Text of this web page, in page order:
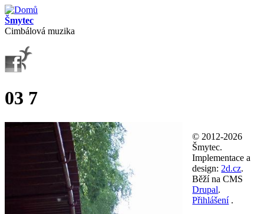
Přejít k hlavnímu obsahu
Šmytec
Cimbálová muzika
03 7
© 2012-2026
Šmytec.
Implementace a
design: 2d.cz.
Běží na CMS
Drupal.
Přihlášení.